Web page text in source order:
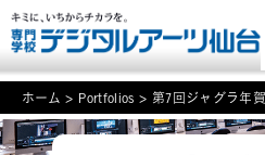
ホーム > Portfolios > 第7回ジャグラ年